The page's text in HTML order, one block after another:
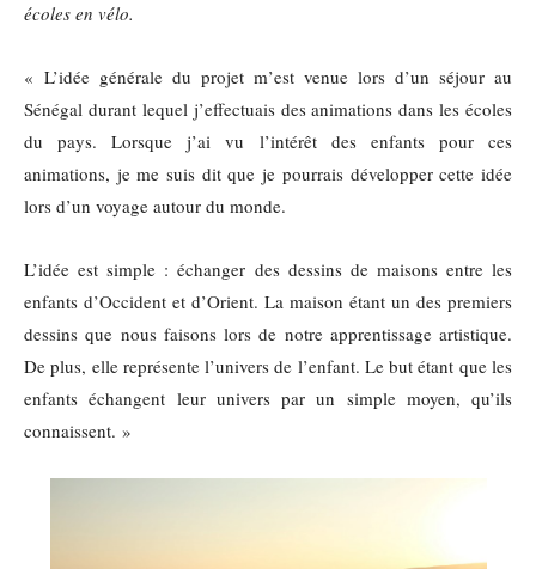
écoles en vélo.
« L’idée générale du projet m’est venue lors d’un séjour au
Sénégal durant lequel j’effectuais des animations dans les écoles
du pays. Lorsque j’ai vu l’intérêt des enfants pour ces
animations, je me suis dit que je pourrais développer cette idée
lors d’un voyage autour du monde.
L’idée est simple : échanger des dessins de maisons entre les
enfants d’Occident et d’Orient. La maison étant un des premiers
dessins que nous faisons lors de notre apprentissage artistique.
De plus, elle représente l’univers de l’enfant. Le but étant que les
enfants échangent leur univers par un simple moyen, qu’ils
connaissent. »